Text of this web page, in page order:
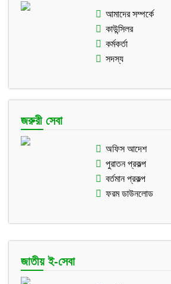
আমাদের সম্পর্কে
কাউন্সিলর
কর্মকর্তা
সদস্য
জরুরী সেবা
অফিস আদেশ
পুরাতন প্রকল্প
বর্তমান প্রকল্প
ফরম ডাউনলোড
জাতীয় ই-সেবা